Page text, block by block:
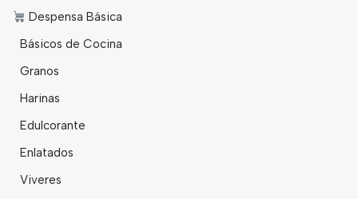
Despensa Básica
Básicos de Cocina
Granos
Harinas
Edulcorante
Enlatados
Viveres